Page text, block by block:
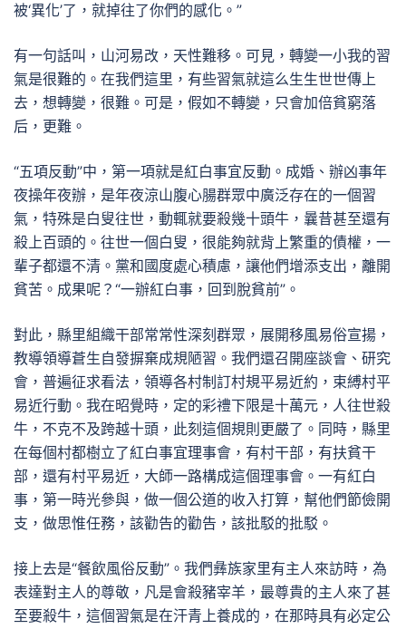
被‘異化’了，就掉往了你們的感化。”
有一句話叫，山河易改，天性難移。可見，轉變一小我的習
氣是很難的。在我們這里，有些習氣就這么生生世世傳上
去，想轉變，很難。可是，假如不轉變，只會加倍貧窮落
后，更難。
“五項反動”中，第一項就是紅白事宜反動。成婚、辦凶事年
夜操年夜辦，是年夜涼山腹心腸群眾中廣泛存在的一個習
氣，特殊是白叟往世，動輒就要殺幾十頭牛，曩昔甚至還有
殺上百頭的。往世一個白叟，很能夠就背上繁重的債權，一
輩子都還不清。黨和國度處心積慮，讓他們增添支出，離開
貧苦。成果呢？“一辦紅白事，回到脫貧前”。
對此，縣里組織干部常常性深刻群眾，展開移風易俗宣揚，
教導領導蒼生自發摒棄成規陋習。我們還召開座談會、研究
會，普遍征求看法，領導各村制訂村規平易近約，束縛村平
易近行動。我在昭覺時，定的彩禮下限是十萬元，人往世殺
牛，不克不及跨越十頭，此刻這個規則更嚴了。同時，縣里
在每個村都樹立了紅白事宜理事會，有村干部，有扶貧干
部，還有村平易近，大師一路構成這個理事會。一有紅白
事，第一時光參與，做一個公道的收入打算，幫他們節儉開
支，做思惟任務，該勸告的勸告，該批駁的批駁。
接上去是“餐飲風俗反動”。我們彝族家里有主人來訪時，為
表達對主人的尊敬，凡是會殺豬宰羊，最尊貴的主人來了甚
至要殺牛，這個習氣是在汗青上養成的，在那時具有必定公